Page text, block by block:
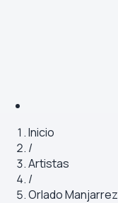
Inicio
/
Artistas
/
Orlado Manjarrez